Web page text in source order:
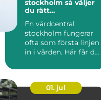
stockholm så väljer
du rätt
En vårdcentral
stockholm fungerar
ofta som första linjen
in i vården. Här får du
01. jul